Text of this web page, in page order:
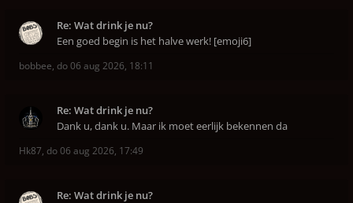
Re: Wat drink je nu?
Een goed begin is het halve werk! [emoji6]
bobbee, do 06 aug 2026, 18:11
Re: Wat drink je nu?
Dank u, dank u. Maar ik moet eerlijk bekennen da
Hk87, do 06 aug 2026, 17:49
Re: Wat drink je nu?